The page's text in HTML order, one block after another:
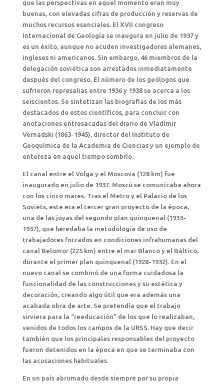
que las perspectivas en aquel momento eran muy
buenas, con elevadas cifras de producción y reservas de
muchos recursos esenciales. El XVII congreso
Internacional de Geología se inaugura en julio de 1937 y
es un éxito, aunque no acuden investigadores alemanes,
ingleses ni americanos. Sin embargo, 46 miembros de la
delegación soviética son arrestados inmediatamente
después del congreso. El número de los geólogos que
sufrieron represalias entre 1936 y 1938 se acerca a los
seiscientos. Se sintetizan las biografías de los más
destacados de estos científicos, para concluir con
anotaciones entresacadas del diario de Vladímir
Vernadski (1863-1945), director del Instituto de
Geoquímica de la Academia de Ciencias y un ejemplo de
entereza en aquel tiempo sombrío.
El canal entre el Volga y el Moscova (128 km) fue
inaugurado en julio de 1937. Moscú se comunicaba ahora
con los cinco mares. Tras el Metro y el Palacio de los
Soviets, este era el tercer gran proyecto de la época,
una de las joyas del segundo plan quinquenal (1933-
1937), que heredaba la metodología de uso de
trabajadores forzados en condiciones infrahumanas del
canal Belomor (225 km) entre el mar Blanco y el Báltico,
durante el primer plan quinquenal (1928-1932). En el
nuevo canal se combinó de una forma cuidadosa la
funcionalidad de las construcciones y su estética y
decoración, creando algo útil que era además una
acabada obra de arte. Se pretendía que el trabajo
sirviera para la “reeducación” de los que lo realizaban,
venidos de todos los campos de la URSS. Hay que decir
también que los principales responsables del proyecto
fueron detenidos en la época en que se terminaba con
las acusaciones habituales.
En un país abrumado desde siempre por su propia